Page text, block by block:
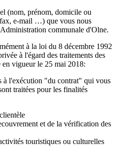
(nom, prénom, domicile ou
fax, e-mail …) que vous nous
communale d'Olne.
à la loi du 8 décembre 1992
à l'égard des traitements des
en vigueur le 25 mai 2018:
à l'exécution "du contrat" qui vous
traitées pour les finalités
et de la vérification des
touristiques ou culturelles